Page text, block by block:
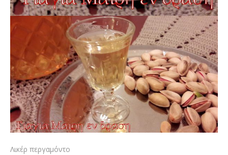
Λικέρ περγαμόντο